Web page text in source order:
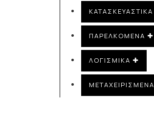
ΚΑΤΑΣΚΕΥΑΣΤΙΚΑ
ΠΑΡΕΛΚΌΜΕΝΑ
ΛΟΓΙΣΜΙΚΆ
ΜΕΤΑΧΕΙΡΙΣΜΕΝΑ